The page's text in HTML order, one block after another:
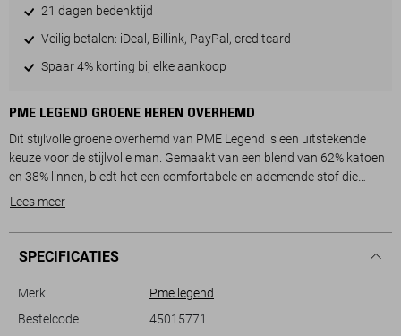
21 dagen bedenktijd
Veilig betalen: iDeal, Billink, PayPal, creditcard
Spaar 4% korting bij elke aankoop
PME LEGEND GROENE HEREN OVERHEMD
Dit stijlvolle groene overhemd van PME Legend is een uitstekende
keuze voor de stijlvolle man. Gemaakt van een blend van 62% katoen
en 38% linnen, biedt het een comfortabele en ademende stof die
perfect is voor de lente. De regular fit pasvorm zorgt voor een
knoopsluiting subtiele verfijning toevoegen. Het subtiele
structuurpatroon in het groene materiaal geeft het overhemd een
casual gelegenheden.
De normale lengte en lange mouwen maken dit PME Legend
Lees meer
SPECIFICATIES
Merk
Pme legend
Bestelcode
45015771